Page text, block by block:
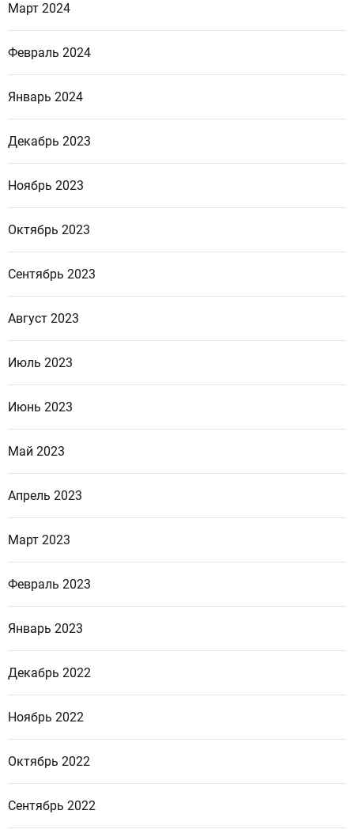
Март 2024
Февраль 2024
Январь 2024
Декабрь 2023
Ноябрь 2023
Октябрь 2023
Сентябрь 2023
Август 2023
Июль 2023
Июнь 2023
Май 2023
Апрель 2023
Март 2023
Февраль 2023
Январь 2023
Декабрь 2022
Ноябрь 2022
Октябрь 2022
Сентябрь 2022